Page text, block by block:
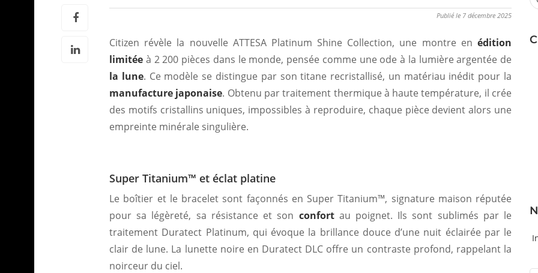
Publié le 7 décembre 2025
Citizen révèle la nouvelle ATTESA Platinum Shine Collection, une montre en édition
limitée à 2 200 pièces dans le monde, pensée comme une ode à la lumière argentée de
la lune. Ce modèle se distingue par son titane recristallisé, un matériau inédit pour la
manufacture japonaise. Obtenu par traitement thermique à haute température, il crée
des motifs cristallins uniques, impossibles à reproduire, chaque pièce devient alors une
empreinte minérale singulière.
Super Titanium™ et éclat platine
Le boîtier et le bracelet sont façonnés en Super Titanium™, signature maison réputée
pour sa légèreté, sa résistance et son confortau poignet. Ils sont sublimés par le
traitement Duratect Platinum, qui évoque la brillance douce d’une nuit éclairée par le
clair de lune. La lunette noire en Duratect DLC offre un contraste profond, rappelant la
noirceur du ciel.